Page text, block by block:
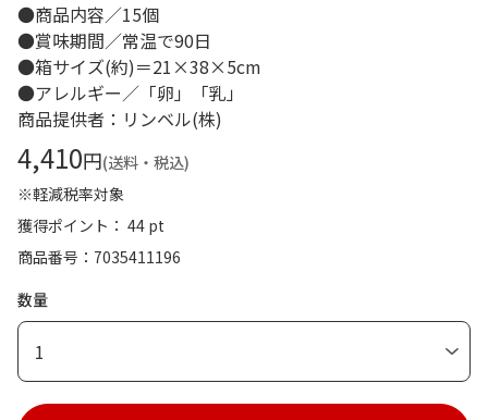
●商品内容／15個
●賞味期間／常温で90日
●箱サイズ(約)＝21×38×5cm
●アレルギー／「卵」「乳」
商品提供者：リンベル(株)
4,410円(送料・税込)
※軽減税率対象
獲得ポイント： 44 pt
商品番号
7035411196
数量
1